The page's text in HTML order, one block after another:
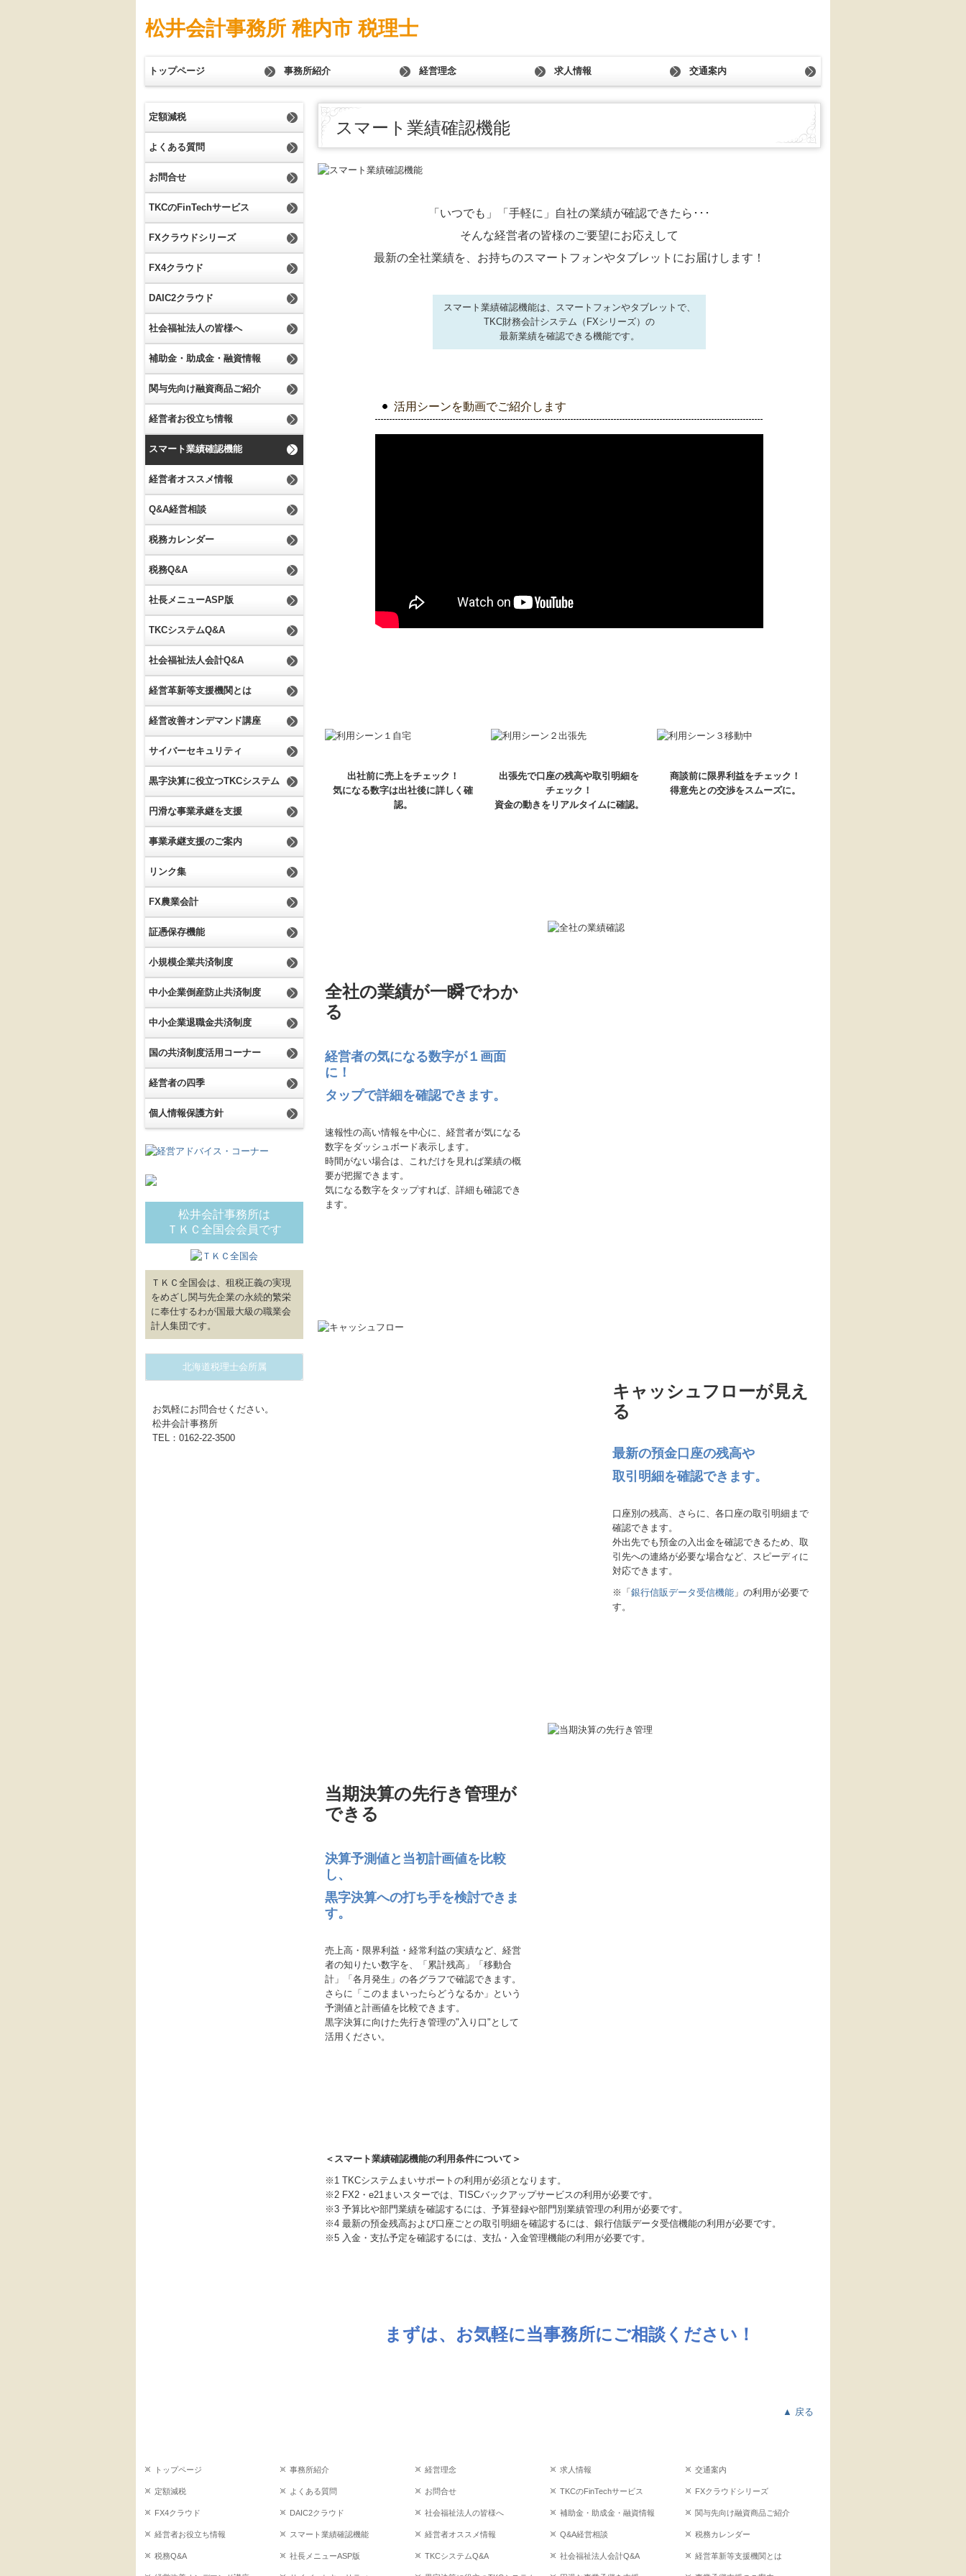
松井会計事務所 稚内市 税理士
トップページ 事務所紹介 経営理念 求人情報 交通案内
定額減税
よくある質問
お問合せ
TKCのFinTechサービス
FXクラウドシリーズ
FX4クラウド
DAIC2クラウド
社会福祉法人の皆様へ
補助金・助成金・融資情報
関与先向け融資商品ご紹介
経営者お役立ち情報
スマート業績確認機能
経営者オススメ情報
Q&A経営相談
税務カレンダー
税務Q&A
社長メニューASP版
TKCシステムQ&A
社会福祉法人会計Q&A
経営革新等支援機関とは
経営改善オンデマンド講座
サイバーセキュリティ
黒字決算に役立つTKCシステム
円滑な事業承継を支援
事業承継支援のご案内
リンク集
FX農業会計
証憑保存機能
小規模企業共済制度
中小企業倒産防止共済制度
中小企業退職金共済制度
国の共済制度活用コーナー
経営者の四季
個人情報保護方針
松井会計事務所は
ＴＫＣ全国会会員です
ＴＫＣ全国会は、租税正義の実現
をめざし関与先企業の永続的繁栄
に奉仕するわが国最大級の職業会
計人集団です。
北海道税理士会所属
お気軽にお問合せください。
松井会計事務所
TEL：0162-22-3500
スマート業績確認機能
「いつでも」「手軽に」自社の業績が確認できたら･･･
そんな経営者の皆様のご要望にお応えして
最新の全社業績を、お持ちのスマートフォンやタブレットにお届けします！
スマート業績確認機能は、スマートフォンやタブレットで、
TKC財務会計システム（FXシリーズ）の
最新業績を確認できる機能です。
活用シーンを動画でご紹介します
出社前に売上をチェック！
気になる数字は出社後に詳しく確
認。
出張先で口座の残高や取引明細を
チェック！
資金の動きをリアルタイムに確認。
商談前に限界利益をチェック！
得意先との交渉をスムーズに。
全社の業績が一瞬でわか
る
経営者の気になる数字が１画面
に！
タップで詳細を確認できます。
速報性の高い情報を中心に、経営者が気になる
数字をダッシュボード表示します。
時間がない場合は、これだけを見れば業績の概
要が把握できます。
気になる数字をタップすれば、詳細も確認でき
ます。
キャッシュフローが見え
る
最新の預金口座の残高や
取引明細を確認できます。
口座別の残高、さらに、各口座の取引明細まで
確認できます。
外出先でも預金の入出金を確認できるため、取
引先への連絡が必要な場合など、スピーディに
対応できます。
※「 銀行信販データ受信機能 」の利用が必要で
す。
当期決算の先行き管理が
できる
決算予測値と当初計画値を比較
し、
黒字決算への打ち手を検討できま
す。
売上高・限界利益・経常利益の実績など、経営
者の知りたい数字を、「累計残高」「移動合
計」「各月発生」の各グラフで確認できます。
さらに「このままいったらどうなるか」という
予測値と計画値を比較できます。
黒字決算に向けた先行き管理の"入り口"として
活用ください。
＜スマート業績確認機能の利用条件について＞
※1 TKCシステムまいサポートの利用が必須となります。
※2 FX2・e21まいスターでは、TISCバックアップサービスの利用が必要です。
※3 予算比や部門業績を確認するには、予算登録や部門別業績管理の利用が必要です。
※4 最新の預金残高および口座ごとの取引明細を確認するには、銀行信販データ受信機能の利用が必要です。
※5 入金・支払予定を確認するには、支払・入金管理機能の利用が必要です。
まずは、お気軽に当事務所にご相談ください！
▲ 戻る
トップページ 事務所紹介 経営理念 求人情報 交通案内
定額減税 よくある質問 お問合せ TKCのFinTechサービス FXクラウドシリーズ
FX4クラウド DAIC2クラウド 社会福祉法人の皆様へ 補助金・助成金・融資情報 関与先向け融資商品ご紹介
経営者お役立ち情報 スマート業績確認機能 経営者オススメ情報 Q&A経営相談 税務カレンダー
税務Q&A 社長メニューASP版 TKCシステムQ&A 社会福祉法人会計Q&A 経営革新等支援機関とは